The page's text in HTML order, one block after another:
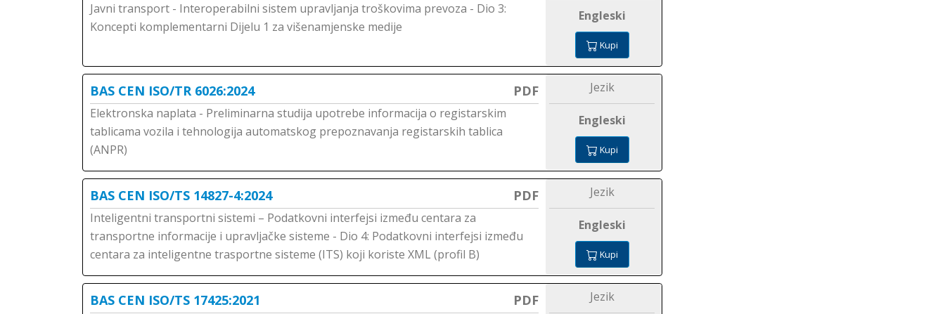
Javni transport - Interoperabilni sistem upravljanja troškovima prevoza - Dio 3:
Koncepti komplementarni Dijelu 1 za višenamjenske medije
Engleski
Kupi
BAS CEN ISO/TR 6026:2024 PDF
Elektronska naplata - Preliminarna studija upotrebe informacija o registarskim
tablicama vozila i tehnologija automatskog prepoznavanja registarskih tablica
(ANPR)
Jezik
Engleski
Kupi
BAS CEN ISO/TS 14827-4:2024 PDF
Inteligentni transportni sistemi – Podatkovni interfejsi između centara za
transportne informacije i upravljačke sisteme - Dio 4: Podatkovni interfejsi između
centara za inteligentne trasportne sisteme (ITS) koji koriste XML (profil B)
Jezik
Engleski
Kupi
BAS CEN ISO/TS 17425:2021 PDF Jezik